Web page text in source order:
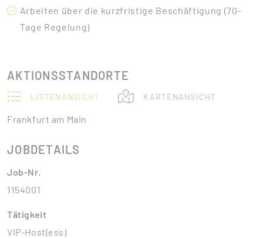
Arbeiten über die kurzfristige Beschäftigung (70-
Tage Regelung)
AKTIONSSTANDORTE
LISTENANSICHT KARTENANSICHT
Frankfurt am Main
JOBDETAILS
Job-Nr.
1154001
Tätigkeit
VIP-Host(ess)